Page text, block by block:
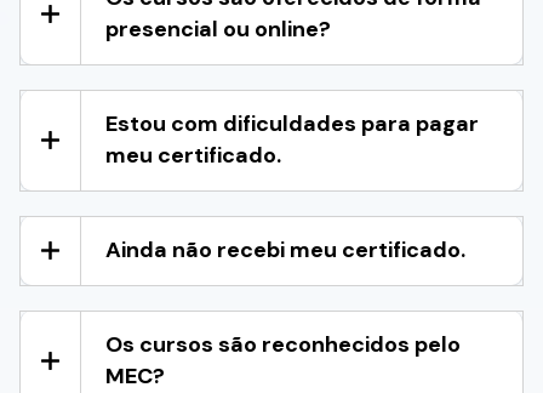
presencial ou online?
Estou com dificuldades para pagar
meu certificado.
Ainda não recebi meu certificado.
Os cursos são reconhecidos pelo
MEC?